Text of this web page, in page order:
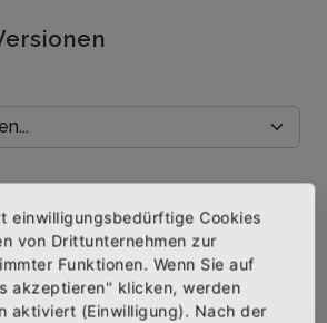
IN DEN WARENKORB
einwilligungsbedürftige Cookies
von Drittunternehmen zur
Funktionen. Wenn Sie auf
akzeptieren" klicken, werden
aktiviert (Einwilligung). Nach der